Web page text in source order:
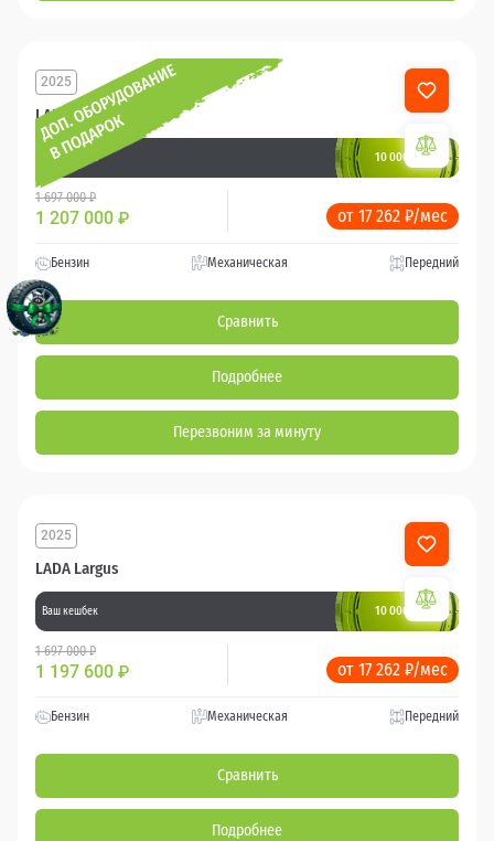
LADA Largus
2025
Ваш кешбек 10 000 баллов
1 697 000 ₽
1 207 000 ₽ от 17 262 ₽/мес
Бензин Механическая Передний
Сравнить
Подробнее
Перезвоним за минуту
LADA Largus
2025
Ваш кешбек 10 000 баллов
1 697 000 ₽
1 197 600 ₽ от 17 262 ₽/мес
Бензин Механическая Передний
Сравнить
Подробнее